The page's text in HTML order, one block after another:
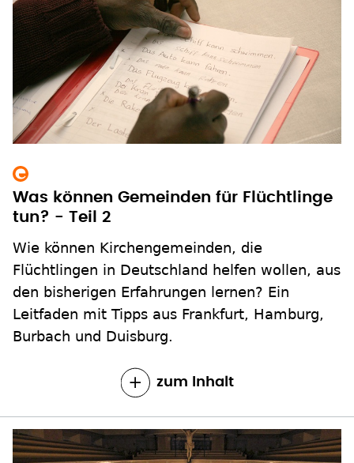
Was können Gemeinden für Flüchtlinge
tun? - Teil 2
Wie können Kirchengemeinden, die
Flüchtlingen in Deutschland helfen wollen, aus
den bisherigen Erfahrungen lernen? Ein
Leitfaden mit Tipps aus Frankfurt, Hamburg,
Burbach und Duisburg.
zum Inhalt